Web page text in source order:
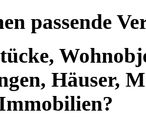
passende
Häuser,